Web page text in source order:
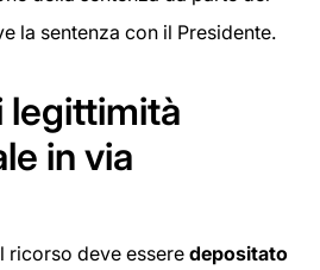
la sentenza con il Presidente.
legittimità
in via
ricorso deve esseredepositato